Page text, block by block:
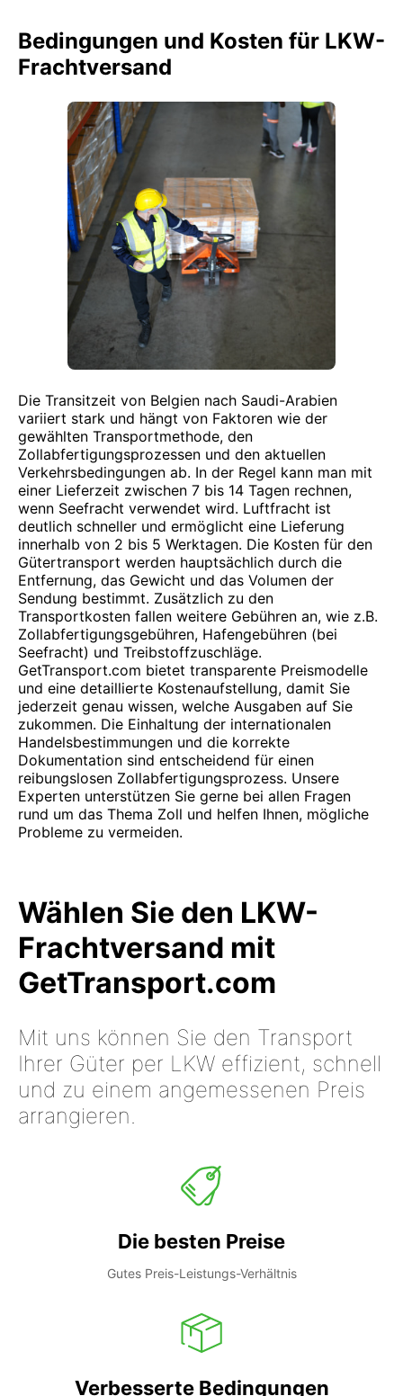
Bedingungen und Kosten für LKW-
Frachtversand
Die Transitzeit von Belgien nach Saudi-Arabien
variiert stark und hängt von Faktoren wie der
gewählten Transportmethode, den
Zollabfertigungsprozessen und den aktuellen
Verkehrsbedingungen ab. In der Regel kann man mit
einer Lieferzeit zwischen 7 bis 14 Tagen rechnen,
wenn Seefracht verwendet wird. Luftfracht ist
deutlich schneller und ermöglicht eine Lieferung
innerhalb von 2 bis 5 Werktagen. Die Kosten für den
Gütertransport werden hauptsächlich durch die
Entfernung, das Gewicht und das Volumen der
Sendung bestimmt. Zusätzlich zu den
Transportkosten fallen weitere Gebühren an, wie z.B.
Zollabfertigungsgebühren, Hafengebühren (bei
Seefracht) und Treibstoffzuschläge.
GetTransport.com bietet transparente Preismodelle
und eine detaillierte Kostenaufstellung, damit Sie
jederzeit genau wissen, welche Ausgaben auf Sie
zukommen. Die Einhaltung der internationalen
Handelsbestimmungen und die korrekte
Dokumentation sind entscheidend für einen
reibungslosen Zollabfertigungsprozess. Unsere
Experten unterstützen Sie gerne bei allen Fragen
rund um das Thema Zoll und helfen Ihnen, mögliche
Probleme zu vermeiden.
Wählen Sie den LKW-
Frachtversand mit
GetTransport.com
Mit uns können Sie den Transport
Ihrer Güter per LKW effizient, schnell
und zu einem angemessenen Preis
arrangieren.
Die besten Preise
Gutes Preis-Leistungs-Verhältnis
Verbesserte Bedingungen